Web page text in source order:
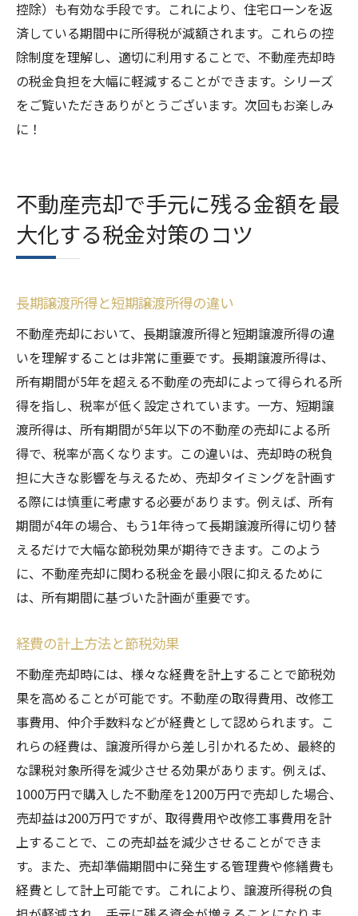
控除）も有効な手段です。これにより、住宅ローンを返
済している期間中に所得税が減額されます。これらの控
除制度を理解し、適切に利用することで、不動産売却時
の税金負担を大幅に軽減することができます。シリーズ
をご覧いただきありがとうございます。次回もお楽しみ
に！
不動産売却で手元に残る金額を最
大化する税金対策のコツ
長期譲渡所得と短期譲渡所得の違い
不動産売却において、長期譲渡所得と短期譲渡所得の違
いを理解することは非常に重要です。長期譲渡所得は、
所有期間が5年を超える不動産の売却によって得られる所
得を指し、税率が低く設定されています。一方、短期譲
渡所得は、所有期間が5年以下の不動産の売却による所
得で、税率が高くなります。この違いは、売却時の税負
担に大きな影響を与えるため、売却タイミングを計画す
る際には慎重に考慮する必要があります。例えば、所有
期間が4年の場合、もう1年待って長期譲渡所得に切り替
えるだけで大幅な節税効果が期待できます。このよう
に、不動産売却に関わる税金を最小限に抑えるために
は、所有期間に基づいた計画が重要です。
経費の計上方法と節税効果
不動産売却時には、様々な経費を計上することで節税効
果を高めることが可能です。不動産の取得費用、改修工
事費用、仲介手数料などが経費として認められます。こ
れらの経費は、譲渡所得から差し引かれるため、最終的
な課税対象所得を減少させる効果があります。例えば、
1000万円で購入した不動産を1200万円で売却した場合、
売却益は200万円ですが、取得費用や改修工事費用を計
上することで、この売却益を減少させることができま
す。また、売却準備期間中に発生する管理費や修繕費も
経費として計上可能です。これにより、譲渡所得税の負